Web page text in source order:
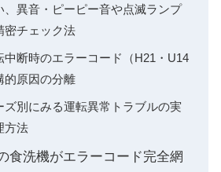
、異音・ピーピー音や点滅ランプ
密チェック法
中断時のエラーコード（H21・U14
的原因の分離
ズ別にみる運転異常トラブルの実
方法
食洗機がエラーコード完全網